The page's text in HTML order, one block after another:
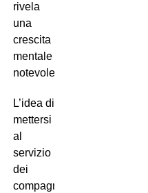
rivela
una
crescita
mentale
notevole.
L’idea di
mettersi
al
servizio
dei
compagni,